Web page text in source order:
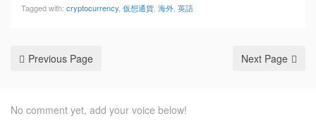
Tagged with: cryptocurrency 仮想通貨 海外 英語
Previous Page Next Page
No comment yet, add your voice below!